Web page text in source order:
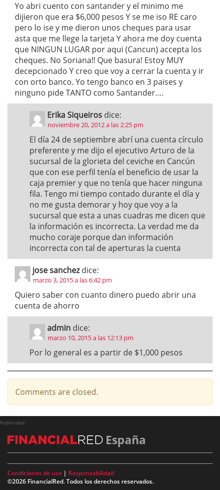
Yo abri cuento con santander y el minimo me
dijieron que era $6,000 pesos Y se me iso RE caro
pero lo ise y me dieron unos cheques para usar
asta que me llege la tarjeta Y ahora me doy cuenta
que NINGUN LUGAR por aqui (Cancun) accepta los
cheques. No Soriana!! Que basura! Estoy MUY
decepcionado Y creo que voy a cerrar la cuenta y ir
con orto banco. Yo tengo banco en 3 paises y
ninguno pide TANTO como Santander….
Erika Siqueiros dice:
noviembre 20, 2012 a las 2:25 pm
El día 24 de septiembre abrí una cuenta círculo
preferente y me dijo el ejecutivo Arturo de la
sucursal de la glorieta del ceviche en Cancún
que con ese perfil tenía el beneficio de usar la
caja premier y que no tenía que hacer ninguna
fila. Tengo mi tiempo contado durante el día y
no me gusta demorar y hoy que voy a la
sucursal que esta a unas cuadras me dicen que
la información es incorrecta. La verdad me da
mucho coraje porque dan información
incorrecta con tal de aperturas la cuenta
jose sanchez dice:
marzo 3, 2015 a las 6:42 pm
Quiero saber con cuanto dinero puedo abrir una
cuenta de ahorro
admin dice:
marzo 10, 2015 a las 12:13 pm
Por lo general es a partir de $1,000 pesos
Comments are closed.
Publicidad
España
Condiciones de uso | Responsabilidad
©2026 FinancialRed. Todos los derechos reservados.